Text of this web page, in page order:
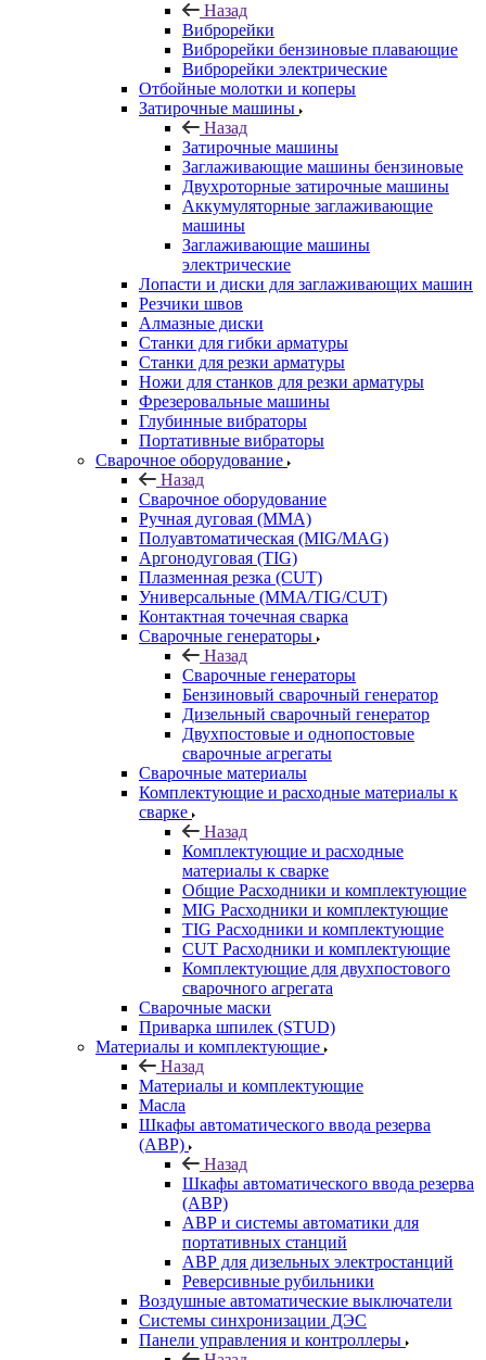
Назад
Виброрейки
Виброрейки бензиновые плавающие
Виброрейки электрические
Отбойные молотки и коперы
Затирочные машины
Назад
Затирочные машины
Заглаживающие машины бензиновые
Двухроторные затирочные машины
Аккумуляторные заглаживающие
машины
Заглаживающие машины
электрические
Лопасти и диски для заглаживающих машин
Резчики швов
Алмазные диски
Станки для гибки арматуры
Станки для резки арматуры
Ножи для станков для резки арматуры
Фрезеровальные машины
Глубинные вибраторы
Портативные вибраторы
Сварочное оборудование
Назад
Сварочное оборудование
Ручная дуговая (MMA)
Полуавтоматическая (MIG/MAG)
Аргонодуговая (TIG)
Плазменная резка (CUT)
Универсальные (MMA/TIG/CUT)
Контактная точечная сварка
Сварочные генераторы
Назад
Сварочные генераторы
Бензиновый сварочный генератор
Дизельный сварочный генератор
Двухпостовые и однопостовые
сварочные агрегаты
Сварочные материалы
Комплектующие и расходные материалы к
сварке
Назад
Комплектующие и расходные
материалы к сварке
Общие Расходники и комплектующие
MIG Расходники и комплектующие
TIG Расходники и комплектующие
CUT Расходники и комплектующие
Комплектующие для двухпостового
сварочного агрегата
Сварочные маски
Приварка шпилек (STUD)
Материалы и комплектующие
Назад
Материалы и комплектующие
Масла
Шкафы автоматического ввода резерва
(АВР)
Назад
Шкафы автоматического ввода резерва
(АВР)
АВР и системы автоматики для
портативных станций
АВР для дизельных электростанций
Реверсивные рубильники
Воздушные автоматические выключатели
Системы синхронизации ДЭС
Панели управления и контроллеры